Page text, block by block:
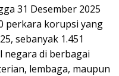
31 Desember 2025
perkara korupsi yang
sebanyak 1.451
negara di berbagai
lembaga, maupun